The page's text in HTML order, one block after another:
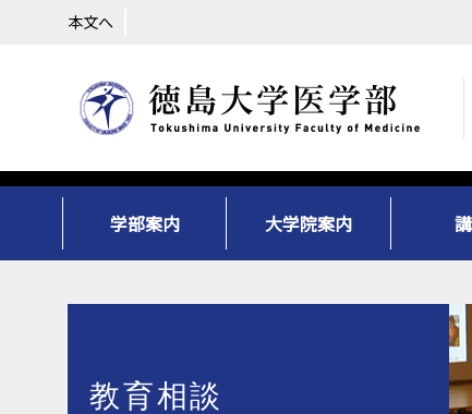
本文へ
学部案内 大学院案内
教育相談